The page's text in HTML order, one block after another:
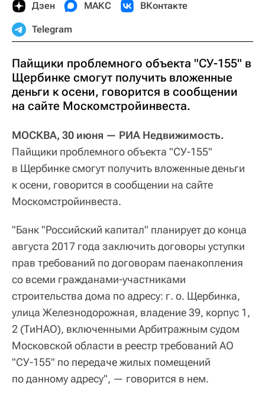
Дзен МАКС ВКонтакте
Telegram
Пайщики проблемного объекта "СУ-155" в
Щербинке смогут получить вложенные
деньги к осени, говорится в сообщении
на сайте Москомстройинвеста.
МОСКВА, 30 июня — РИА Недвижимость.
Пайщики проблемного объекта "СУ-155"
в Щербинке смогут получить вложенные деньги
к осени, говорится в сообщении на сайте
Москомстройинвеста.
"Банк "Российский капитал" планирует до конца
августа 2017 года заключить договоры уступки
прав требований по договорам паенакопления
со всеми гражданами-участниками
строительства дома по адресу: г. о. Щербинка,
улица Железнодорожная, владение 39, корпус 1,
2 (ТиНАО), включенными Арбитражным судом
Московской области в реестр требований АО
"СУ-155" по передаче жилых помещений
по данному адресу", — говорится в нем.